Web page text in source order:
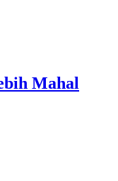
Mahal